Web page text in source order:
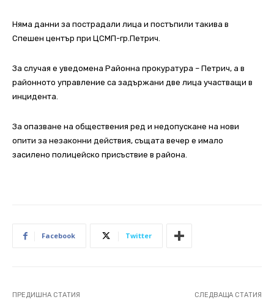
Няма данни за пострадали лица и постъпили такива в
Спешен център при ЦСМП-гр.Петрич.
За случая е уведомена Районна прокуратура – Петрич, а в
районното управление са задържани две лица участващи в
инцидента.
За опазване на обществения ред и недопускане на нови
опити за незаконни действия, същата вечер е имало
засилено полицейско присъствие в района.
Facebook Twitter
ПРЕДИШНА СТАТИЯ СЛЕДВАЩА СТАТИЯ